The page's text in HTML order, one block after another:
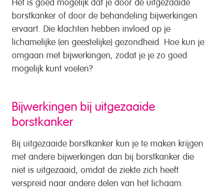
Het is goed mogelijk dat je door de uitgezaaide
borstkanker of door de behandeling bijwerkingen
ervaart. Die klachten hebben invloed op je
lichamelijke (en geestelijke) gezondheid. Hoe kun je
omgaan met bijwerkingen, zodat je je zo goed
mogelijk kunt voelen?
Bijwerkingen bij uitgezaaide
borstkanker
Bij uitgezaaide borstkanker kun je te maken krijgen
met andere bijwerkingen dan bij borstkanker die
niet is uitgezaaid, omdat de ziekte zich heeft
verspreid naar andere delen van het lichaam.